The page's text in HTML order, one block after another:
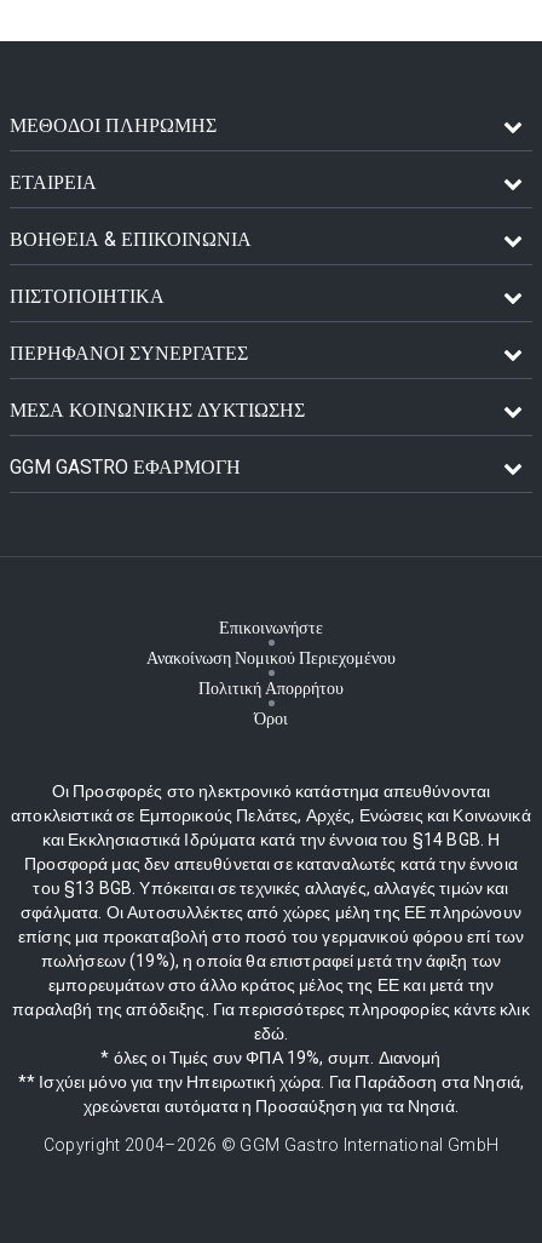
ΜΈΘΟΔΟΙ ΠΛΗΡΩΜΉΣ
ΕΤΑΙΡΕΙΑ
ΒΟΗΘΕΙΑ & ΕΠΙΚΟΙΝΩΝΙΑ
ΠΙΣΤΟΠΟΙΗΤΙΚΆ
ΠΕΡΉΦΑΝΟΙ ΣΥΝΕΡΓΆΤΕΣ
ΜΈΣΑ ΚΟΙΝΩΝΙΚΉΣ ΔΥΚΤΊΩΣΗΣ
GGM GASTRO ΕΦΑΡΜΟΓΉ
Επικοινωνήστε
Ανακοίνωση Νομικού Περιεχομένου
Πολιτική Απορρήτου
Όροι
Οι Προσφορές στο ηλεκτρονικό κατάστημα απευθύνονται
αποκλειστικά σε Εμπορικούς Πελάτες, Αρχές, Ενώσεις και Κοινωνικά
και Εκκλησιαστικά Ιδρύματα κατά την έννοια του §14 BGB. Η
Προσφορά μας δεν απευθύνεται σε καταναλωτές κατά την έννοια
του §13 BGB. Υπόκειται σε τεχνικές αλλαγές, αλλαγές τιμών και
σφάλματα. Οι Αυτοσυλλέκτες από χώρες μέλη της ΕΕ πληρώνουν
επίσης μια προκαταβολή στο ποσό του γερμανικού φόρου επί των
πωλήσεων (19%), η οποία θα επιστραφεί μετά την άφιξη των
εμπορευμάτων στο άλλο κράτος μέλος της ΕΕ και μετά την
παραλαβή της απόδειξης. Για περισσότερες πληροφορίες κάντε κλικ
εδώ.
* όλες οι Τιμές συν ΦΠΑ 19%, συμπ. Διανομή
** Ισχύει μόνο για την Ηπειρωτική χώρα. Για Παράδοση στα Νησιά,
χρεώνεται αυτόματα η Προσαύξηση για τα Νησιά.
Copyright 2004–2026 © GGM Gastro International GmbH